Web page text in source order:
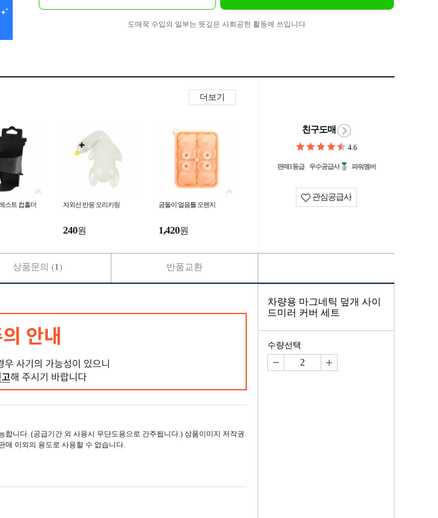
도매꾹 수입의 일부는 뜻깊은 사회공헌 활동에 쓰입니다
더보기
스트 컵홀더 자외선 반응 오리키링
240원
곰돌이 얼음틀 오렌지
1,420원
친구도매
4.6
판매1등급 우수공급사 파워멤버
관심공급사
니다. (공급기간 외 사용시 무단도용으로 간주됩니다.) 상품이미지 저작권
매 이외의 용도로 사용할 수 없습니다.
상품문의 (1) 반품교환
차량용 마그네틱 덮개 사이
드미러 커버 세트
수량선택